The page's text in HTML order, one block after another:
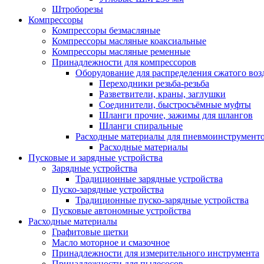
Штроборезы
Компрессоры
Компрессоры безмасляные
Компрессоры масляные коаксиальные
Компрессоры масляные ременные
Принадлежности для компрессоров
Оборудование для распределения сжатого
Переходники резьба-резьба
Разветвители, краны, заглушки
Соединители, быстросъёмные муфты
Шланги прочие, зажимы для шлангов
Шланги спиральные
Расходные материалы для
Расходные материалы
Пусковые и зарядные устройства
Зарядные устройства
Традиционные зарядные устройства
Пуско-зарядные устройства
Традиционные пуско-зарядные устройства
Пусковые автономные устройства
Расходные материалы
Графитовые щетки
Масло моторное и смазочное
Принадлежности для измерительного инструмента